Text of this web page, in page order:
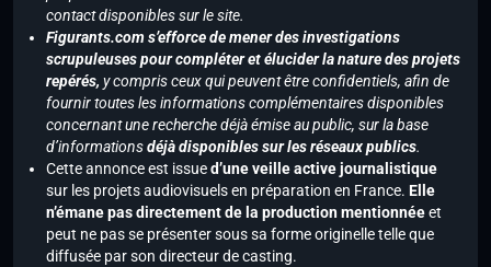
contact disponibles sur le site.
Figurants.com s’efforce de mener des investigations
scrupuleuses pour compléter et élucider la nature des projets
repérés, y compris ceux qui peuvent être confidentiels, afin de
fournir toutes les informations complémentaires disponibles
concernant une recherche déjà émise au public, sur la base
d’informationsdéjà disponibles sur les réseaux publics.
Cette annonce est issued’une veille active journalistique
sur les projets audiovisuels en préparation en France. Elle
n’émane pas directement de la production mentionnéeet
peut ne pas se présenter sous sa forme originelle telle que
diffusée par son directeur de casting.